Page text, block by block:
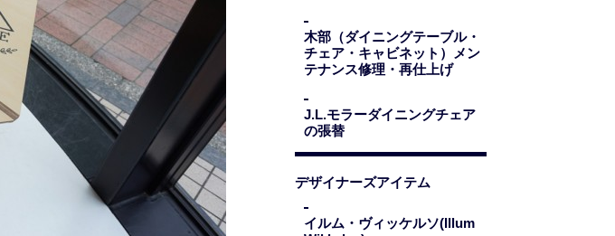
木部（ダイニングテーブル・
チェア・キャビネット）メン
テナンス修理・再仕上げ
J.L.モラーダイニングチェア
の張替
デザイナーズアイテム
イルム・ヴィッケルソ(Illum